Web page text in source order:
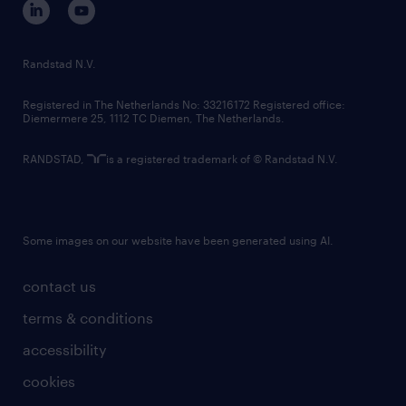
randstad innovation fund
country websites
contact us
terms & conditions
accessibility
cookies
Randstad N.V.
Registered in The Netherlands No: 33216172 Registered office:
Diemermere 25, 1112 TC Diemen, The Netherlands.
RANDSTAD, is a registered trademark of © Randstad N.V.
Some images on our website have been generated using AI.